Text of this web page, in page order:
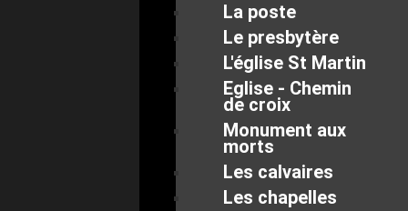
La poste
Le presbytère
L'église St Martin
Eglise - Chemin
de croix
Monument aux
morts
Les calvaires
Les chapelles